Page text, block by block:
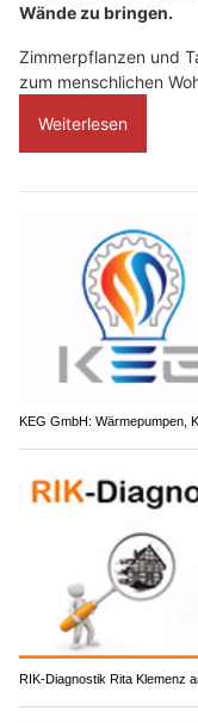
Wände zu bringen.
Zimmerpflanzen und
zum menschlichen
Weiterlesen
KEG GmbH: Wärmepumpen,
RIK-Diagnostik Rita Klemenz